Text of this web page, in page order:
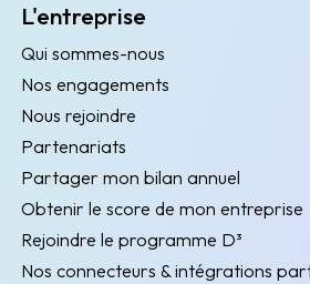
L'entreprise
Qui sommes-nous
Nos engagements
Nous rejoindre
Partenariats
Partager mon bilan annuel
Obtenir le score de mon entreprise
Rejoindre le programme D³
Nos connecteurs & intégrations